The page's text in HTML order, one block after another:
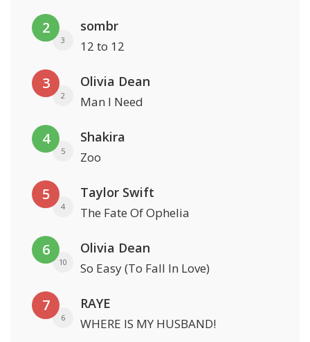
2
3
sombr
12 to 12
3
2
Olivia Dean
Man I Need
4
5
Shakira
Zoo
5
4
Taylor Swift
The Fate Of Ophelia
6
10
Olivia Dean
So Easy (To Fall In Love)
7
6
RAYE
WHERE IS MY HUSBAND!